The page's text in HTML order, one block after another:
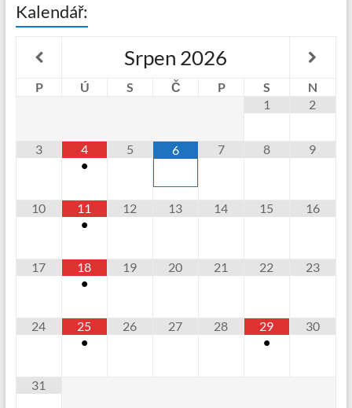
Kalendář:
Srpen 2026
P Ú S Č P S
N
1
2
3
4
•
5 6 7 8 9
10
11
•
12 13 14 15 16
17
18
•
19 20 21 22 23
24
25
•
26 27 28
29
•
30
31